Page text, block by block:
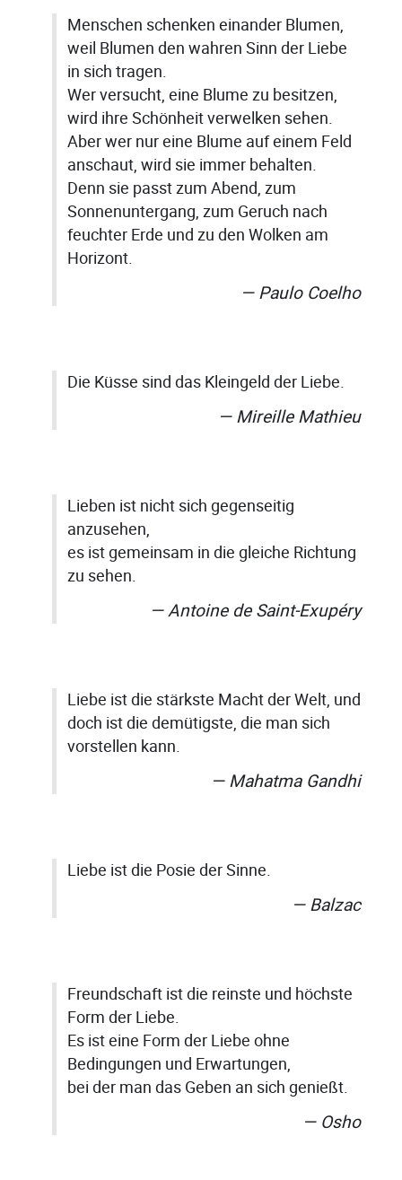
Menschen schenken einander Blumen,
weil Blumen den wahren Sinn der Liebe
in sich tragen.
Wer versucht, eine Blume zu besitzen,
wird ihre Schönheit verwelken sehen.
Aber wer nur eine Blume auf einem Feld
anschaut, wird sie immer behalten.
Denn sie passt zum Abend, zum
Sonnenuntergang, zum Geruch nach
feuchter Erde und zu den Wolken am
Horizont.
Paulo Coelho
Die Küsse sind das Kleingeld der Liebe.
Mireille Mathieu
Lieben ist nicht sich gegenseitig
anzusehen,
es ist gemeinsam in die gleiche Richtung
zu sehen.
Antoine de Saint-Exupéry
Liebe ist die stärkste Macht der Welt, und
doch ist die demütigste, die man sich
vorstellen kann.
Mahatma Gandhi
Liebe ist die Posie der Sinne.
Balzac
Freundschaft ist die reinste und höchste
Form der Liebe.
Es ist eine Form der Liebe ohne
Bedingungen und Erwartungen,
bei der man das Geben an sich genießt.
Osho